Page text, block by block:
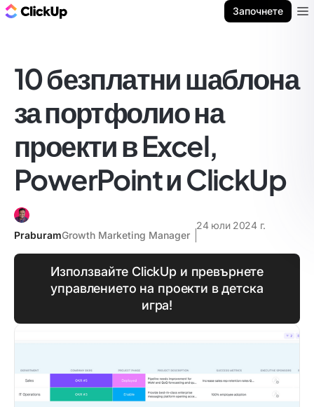
Започнете
10 безплатни шаблона
за портфолио на
проекти в Excel,
PowerPoint и ClickUp
PraburamGrowth Marketing Manager
24 юли 2024 г.
Използвайте ClickUp и превърнете
управлението на проекти в детска
игра!